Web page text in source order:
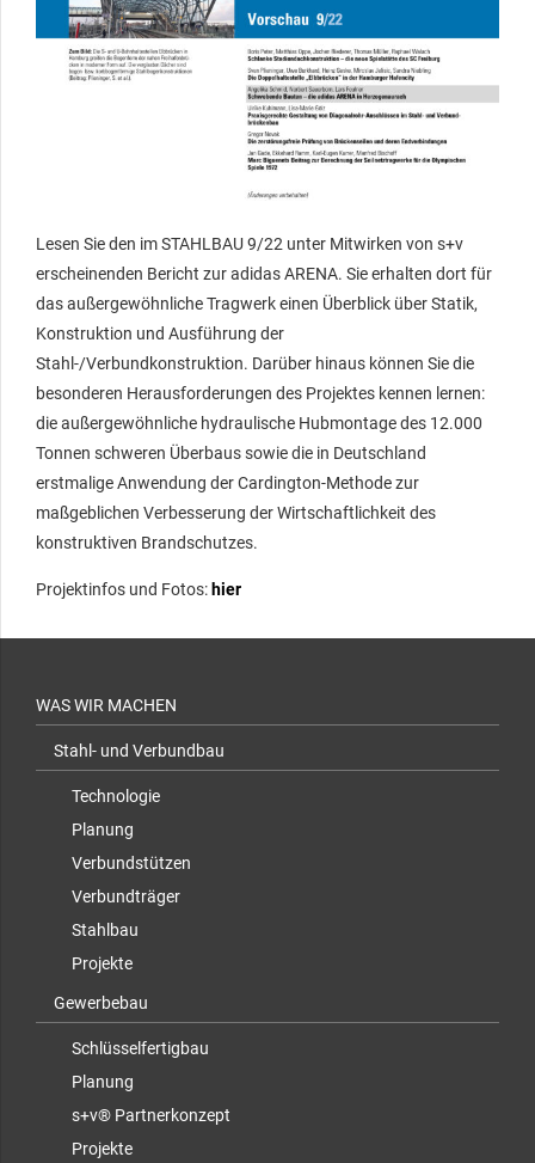
Lesen Sie den im STAHLBAU 9/22 unter Mitwirken von s+v
erscheinenden Bericht zur adidas ARENA. Sie erhalten dort für
das außergewöhnliche Tragwerk einen Überblick über Statik,
Konstruktion und Ausführung der
Stahl-/Verbundkonstruktion. Darüber hinaus können Sie die
besonderen Herausforderungen des Projektes kennen lernen:
die außergewöhnliche hydraulische Hubmontage des 12.000
Tonnen schweren Überbaus sowie die in Deutschland
erstmalige Anwendung der Cardington-Methode zur
maßgeblichen Verbesserung der Wirtschaftlichkeit des
konstruktiven Brandschutzes.
Projektinfos und Fotos: hier
WAS WIR MACHEN
Stahl- und Verbundbau
Technologie
Planung
Verbundstützen
Verbundträger
Stahlbau
Projekte
Gewerbebau
Schlüsselfertigbau
Planung
s+v® Partnerkonzept
Projekte